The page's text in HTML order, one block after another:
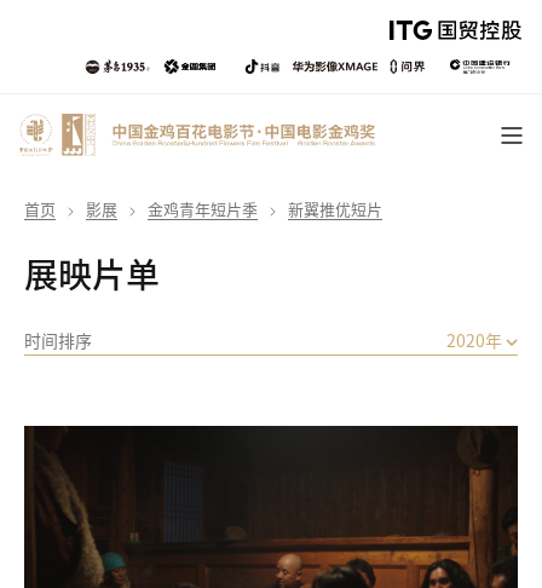
首页 影展 金鸡青年短片季 新翼推优短片
展映片单
时间排序 2020年